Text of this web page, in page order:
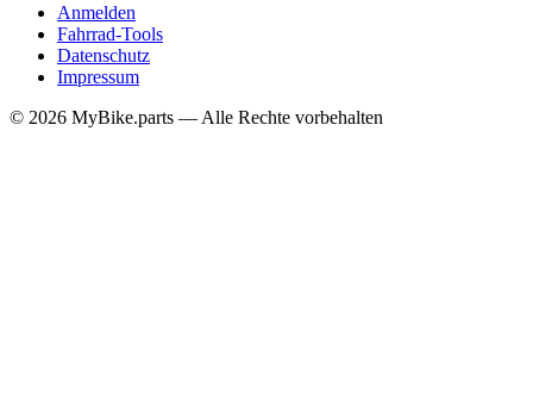
Anmelden
Fahrrad-Tools
Datenschutz
Impressum
© 2026 MyBike.parts — Alle Rechte vorbehalten